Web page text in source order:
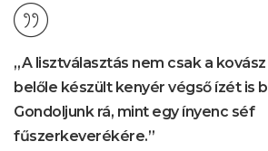
„A lisztválasztás nem csak a
belőle készült kenyér végső ízét is
Gondoljunk rá, mint egy ínyenc séf
fűszerkeverékére.”